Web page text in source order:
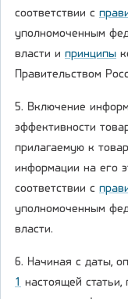
соответствии с
уполномоченным
власти и принципы
Правительством
5. Включение
эффективности
прилагаемую к
информации на его
соответствии с
уполномоченным
власти.
6. Начиная с даты,
1 настоящей